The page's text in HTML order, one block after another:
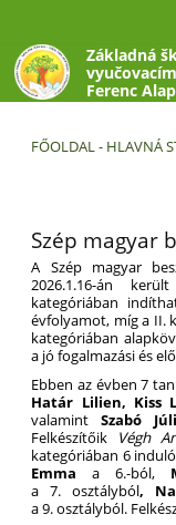
Základná
Ferenc
FŐOLDAL - HLAVNÁ
Novinky
Szép magyar
A Szép magyar
2026.1.16-án
kategóriában
évfolyamot, míg a II.
kategóriában
a jó fogalmazási és
Ebben az évben 7
Határ Lilien, Kiss
valamintSzabó
Felkészítőik Végh
kategóriában 6
Emma a 6.-ból,
a 7. osztályból,
a 9. osztályból.